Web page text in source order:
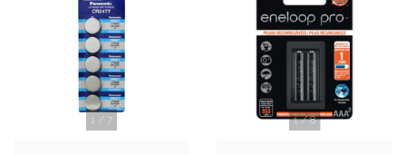
1 / 7 1/8